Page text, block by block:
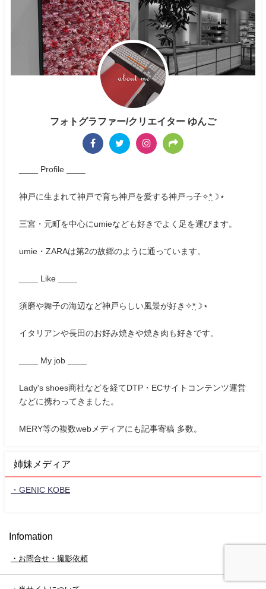
フォトグラファー/クリエイター ゆんご
____ Profile ____
神戸に生まれて神戸で育ち神戸を愛する神戸っ子✧*̣̩☽⋆
三宮・元町を中心にumieなども好きでよく足を運びます。
umie・ZARAは第2の故郷のように通っています。
____ Like ____
須磨や舞子の海辺など神戸らしい風景が好き✧*̣̩☽⋆
イタリアンや長田のお好み焼きや焼き肉も好きです。
____ My job ____
Lady's shoes商社などを経てDTP・ECサイトコンテンツ運営
などに携わってきました。
MERY等の複数webメディアにも記事寄稿 多数。
姉妹メディア
・GENIC KOBE
Infomation
・お問合せ・撮影依頼